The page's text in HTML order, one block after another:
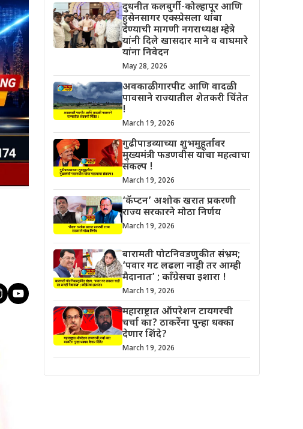
दुधनीत कलबुर्गी-कोल्हापूर आणि
हुसेनसागर एक्स्प्रेसला थांबा
देण्याची मागणी नगराध्यक्ष म्हेत्रे
यांनी दिले खासदार माने व वाघमारे
यांना निवेदन
May 28, 2026
अवकाळी गारपीट आणि वादळी
पावसाने राज्यातील शेतकरी चिंतेत
!
March 19, 2026
गुढीपाडव्याच्या शुभमुहूर्तावर
मुख्यमंत्री फडणवीस यांचा महत्वाचा
संकल्प !
March 19, 2026
‘कॅप्टन’ अशोक खरात प्रकरणी
राज्य सरकारने मोठा निर्णय
March 19, 2026
बारामती पोटनिवडणुकीत संभ्रम;
‘पवार गट लढला नाही तर आम्ही
मैदानात’ ; काँग्रेसचा इशारा !
March 19, 2026
महाराष्ट्रात ऑपरेशन टायगरची
चर्चा का? ठाकरेंना पुन्हा धक्का
देणार शिंदे?
March 19, 2026